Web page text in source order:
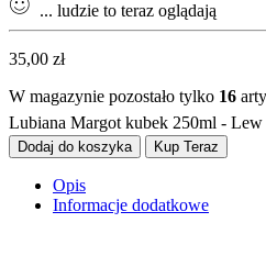
... ludzie to teraz oglądają
35,00 zł
W magazynie pozostało tylko 16
Lubiana Margot kubek 250ml - Lew
Dodaj do koszyka Kup Teraz
Opis
Informacje dodatkowe